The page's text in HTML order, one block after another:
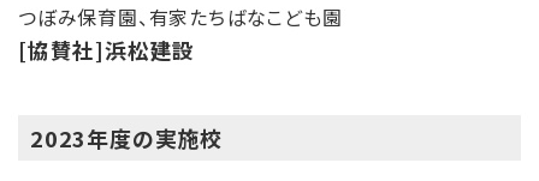
つぼみ保育園、有家たちばなこども園
[協賛社]浜松建設
2023年度の実施校